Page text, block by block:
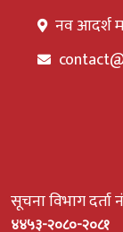
नव आदर्श
सूचना विभाग दर्ता
४४५३-२०८०-२०८१